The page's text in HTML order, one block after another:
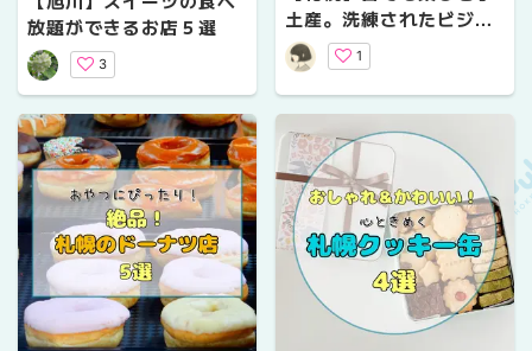
放題ができるお店５選
3
土産。洗練されたビジュ
アルのスイーツ・焼き菓
子の店5選
1